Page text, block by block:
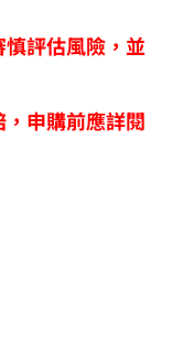
評估風險，並
申購前應詳閱